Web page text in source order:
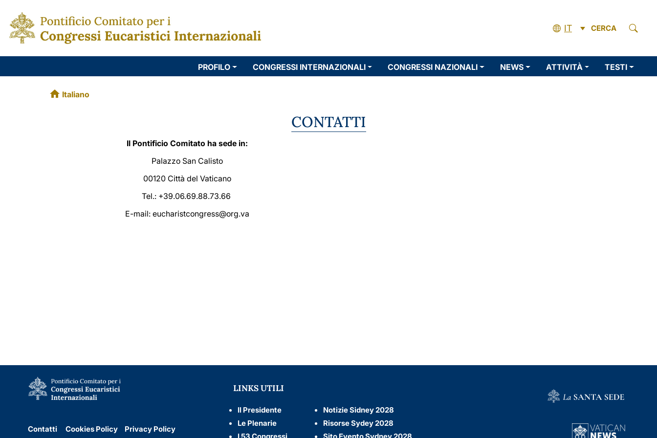
IT CERCA
PROFILO CONGRESSI INTERNAZIONALI CONGRESSI NAZIONALI NEWS ATTIVITÀ TESTI
Italiano
CONTATTI
Il Pontificio Comitato ha sede in:
Palazzo San Calisto
00120 Città del Vaticano
Tel.: +39.06.69.88.73.66
E-mail: eucharistcongress@org.va
Contatti Cookies Policy Privacy Policy
LINKS UTILI
Il Presidente
Le Plenarie
Notizie Sidney 2028
Risorse Sydey 2028